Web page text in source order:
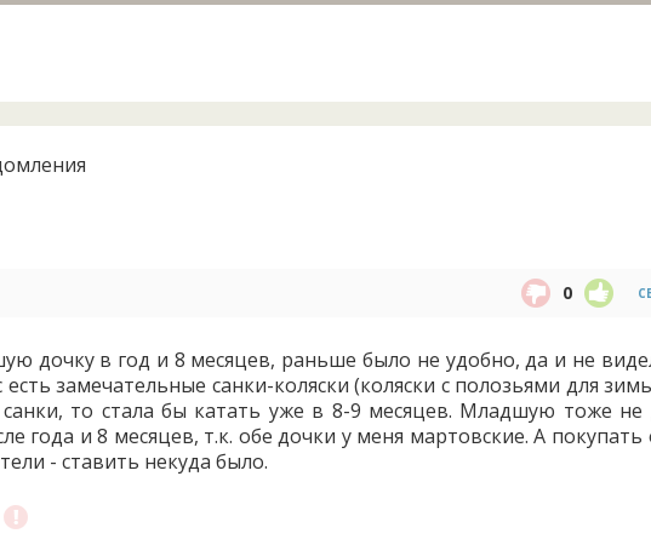
0
дочку в год и 8 месяцев, раньше было не удобно, да и не
есть замечательные санки-коляски (коляски с полозьями для
то стала бы катать уже в 8-9 месяцев. Младшую тоже не
года и 8 месяцев, т.к. обе дочки у меня мартовские. А
- ставить некуда было.